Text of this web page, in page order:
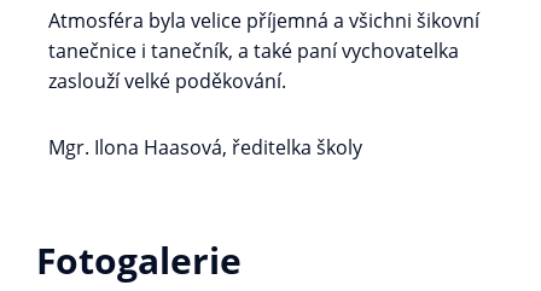
Atmosféra byla velice příjemná a všichni šikovní
tanečnice i tanečník, a také paní vychovatelka
zaslouží velké poděkování.
Mgr. Ilona Haasová, ředitelka školy
Fotogalerie